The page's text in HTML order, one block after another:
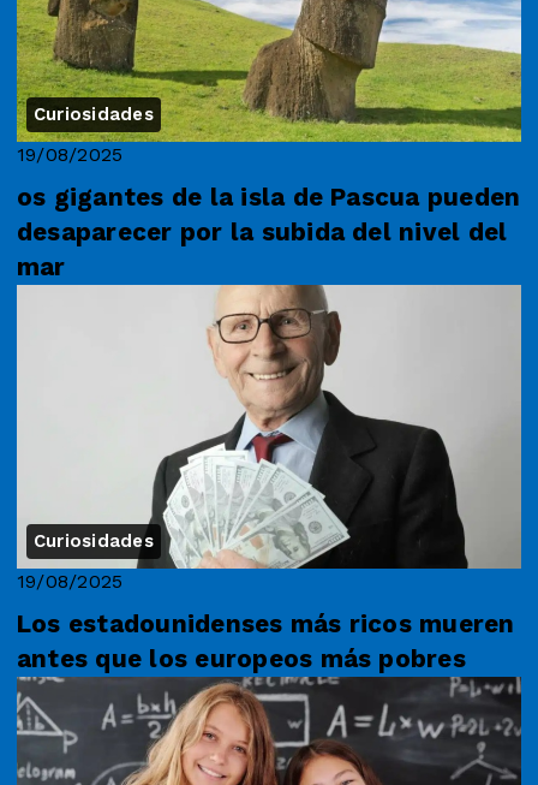
Curiosidades
19/08/2025
os gigantes de la isla de Pascua pueden
desaparecer por la subida del nivel del
mar
Curiosidades
19/08/2025
Los estadounidenses más ricos mueren
antes que los europeos más pobres